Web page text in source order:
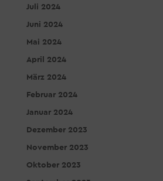
Juli 2024
Juni 2024
Mai 2024
April 2024
März 2024
Februar 2024
Januar 2024
Dezember 2023
November 2023
Oktober 2023